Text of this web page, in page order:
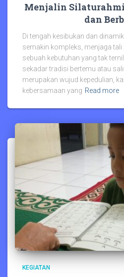
Menjalin
dan
Di tengah kesibukan dan
semakin kompleks, menjaga
sebuah kebutuhan yang tak
sekadar tradisi bertemu atau
merupakan wujud kepedulian,
kebersamaan yang Read more
KEGIATAN